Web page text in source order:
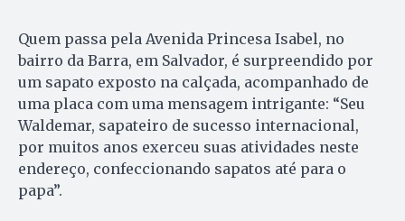
Quem passa pela Avenida Princesa Isabel, no
bairro da Barra, em Salvador, é surpreendido por
um sapato exposto na calçada, acompanhado de
uma placa com uma mensagem intrigante: “Seu
Waldemar, sapateiro de sucesso internacional,
por muitos anos exerceu suas atividades neste
endereço, confeccionando sapatos até para o
papa”.